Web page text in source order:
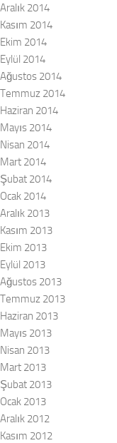
Aralık 2014
Kasım 2014
Ekim 2014
Eylül 2014
Ağustos 2014
Temmuz 2014
Haziran 2014
Mayıs 2014
Nisan 2014
Mart 2014
Şubat 2014
Ocak 2014
Aralık 2013
Kasım 2013
Ekim 2013
Eylül 2013
Ağustos 2013
Temmuz 2013
Haziran 2013
Mayıs 2013
Nisan 2013
Mart 2013
Şubat 2013
Ocak 2013
Aralık 2012
Kasım 2012